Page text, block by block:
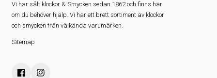
Vi har sålt klockor & Smycken sedan 1862 och finns här
om du behöver hjälp. Vi har ett brett sortiment av klockor
och smycken från välkända varumärken.
Sitemap